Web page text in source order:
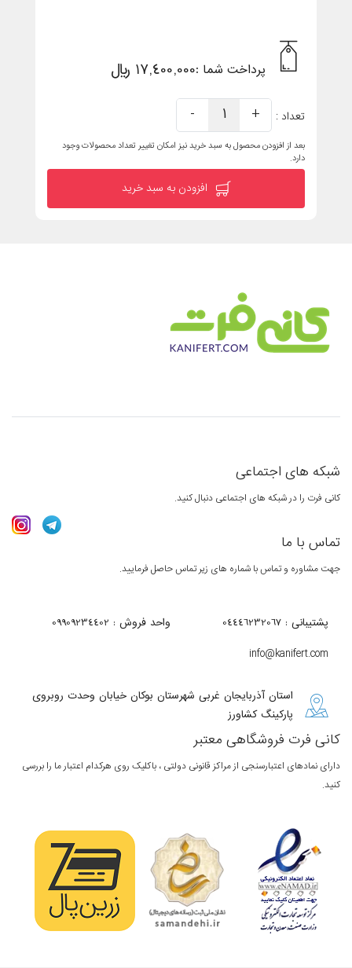
پرداخت شما :17,400,000 ریال
تعداد : +
1
-
بعد از افزودن محصول به سبد خرید نیز امکان تغییر تعداد محصولات وجود
دارد.
افزودن به سبد خرید
شبکه های اجتماعی
کانی فرت را در شبکه های اجتماعی دنبال کنید.
تماس با ما
جهت مشاوره و تماس با شماره های زیر تماس حاصل فرمایید.
پشتیبانی : 04446232067 واحد فروش : 09909234402
info@kanifert.com
استان آذربایجان غربی شهرستان بوکان خیابان وحدت روبروی
پارکینگ کشاورز
کانی فرت فروشگاهی معتبر
دارای نمادهای اعتبارسنجی از مراکز قانونی دولتی ، باکلیک روی هرکدام اعتبار ما را بررسی
کنید.